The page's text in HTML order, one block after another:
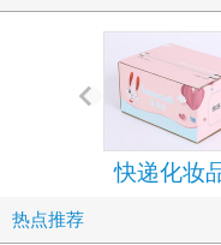
快递化妆
热点推荐